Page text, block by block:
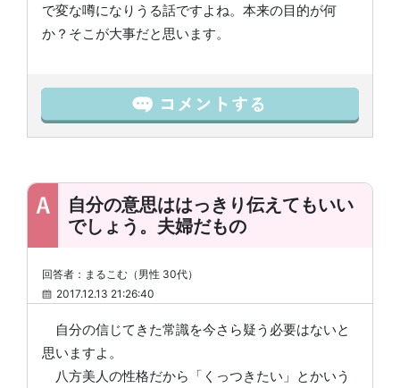
で変な噂になりうる話ですよね。本来の目的が何
か？そこが大事だと思います。
自分の意思ははっきり伝えてもいい
でしょう。夫婦だもの
回答者：まるこむ（男性 30代）
2017.12.13 21:26:40
自分の信じてきた常識を今さら疑う必要はないと
思いますよ。
八方美人の性格だから「くっつきたい」とかいう